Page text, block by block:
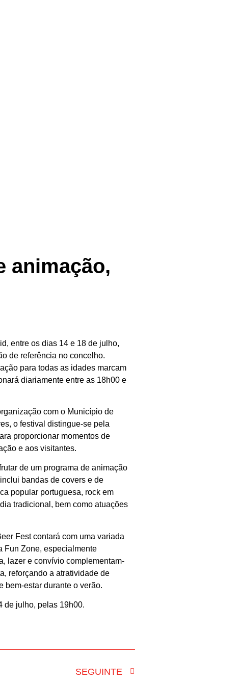
animação,
entre os dias 14 e 18 de julho,
de referência no concelho.
para todas as idades marcam
diariamente entre as 18h00 e
com o Município de
o festival distingue-se pela
proporcionar momentos de
e aos visitantes.
de um programa de animação
bandas de covers e de
popular portuguesa, rock em
tradicional, bem como atuações
Fest contará com uma variada
Fun Zone, especialmente
lazer e convívio complementam-
reforçando a atratividade de
bem-estar durante o verão.
de julho, pelas 19h00.
SEGUINTE